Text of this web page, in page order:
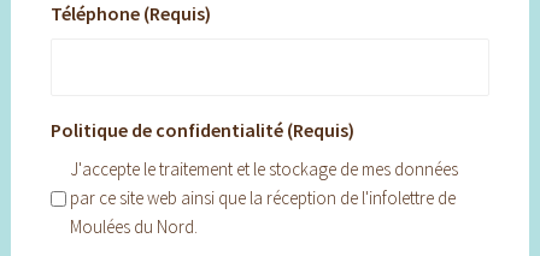
Téléphone (Requis)
Politique de confidentialité (Requis)
J'accepte le traitement et le stockage de mes données
par ce site web ainsi que la réception de l'infolettre de
Moulées du Nord.